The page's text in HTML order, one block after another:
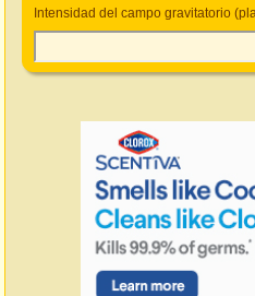
Intensidad del campo gravitatorio